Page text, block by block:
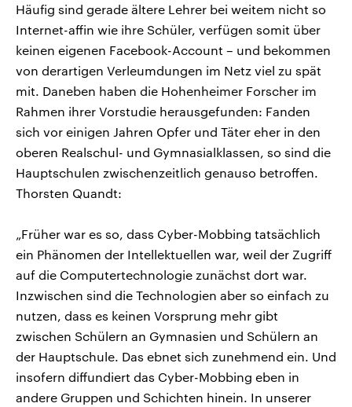
Häufig sind gerade ältere Lehrer bei weitem nicht so
Internet-affin wie ihre Schüler, verfügen somit über
keinen eigenen Facebook-Account – und bekommen
von derartigen Verleumdungen im Netz viel zu spät
mit. Daneben haben die Hohenheimer Forscher im
Rahmen ihrer Vorstudie herausgefunden: Fanden
sich vor einigen Jahren Opfer und Täter eher in den
oberen Realschul- und Gymnasialklassen, so sind die
Hauptschulen zwischenzeitlich genauso betroffen.
Thorsten Quandt:
„Früher war es so, dass Cyber-Mobbing tatsächlich
ein Phänomen der Intellektuellen war, weil der Zugriff
auf die Computertechnologie zunächst dort war.
Inzwischen sind die Technologien aber so einfach zu
nutzen, dass es keinen Vorsprung mehr gibt
zwischen Schülern an Gymnasien und Schülern an
der Hauptschule. Das ebnet sich zunehmend ein. Und
insofern diffundiert das Cyber-Mobbing eben in
andere Gruppen und Schichten hinein. In unserer